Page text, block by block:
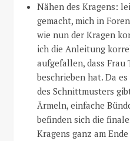
Nähen des Kragens:
gemacht, mich in
wie nun der Kragen
ich die Anleitung
aufgefallen, dass
beschrieben hat. Da
des Schnittmusters
Ärmeln, einfache
befinden sich die
Kragens ganz am